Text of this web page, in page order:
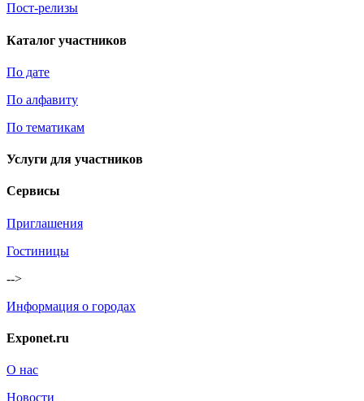
Пост-релизы
Каталог участников
По дате
По алфавиту
По тематикам
Услуги для участников
Сервисы
Приглашения
Гостиницы
-->
Информация о городах
Exponet.ru
О нас
Новости